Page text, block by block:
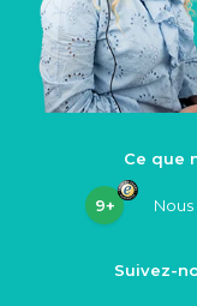
Ce que
9+
Suivez-